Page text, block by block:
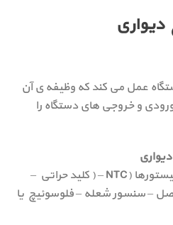
عمل می کند که وظیفه ی آن
و خروجی های دستگاه را
ورودي ها: دوشاخه برق – ترميستورها (NTC – ( كليد حراتي –
– سنسور شعله – فلوسوئيچ يا